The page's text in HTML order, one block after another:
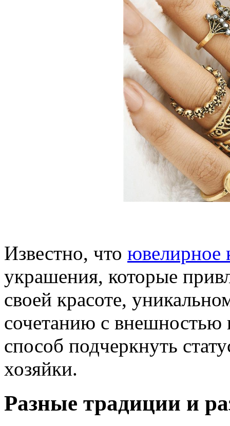
Известно, что ювелирное
украшения, которые
своей красоте,
сочетанию с
способ подчеркнуть
хозяйки.
Разные традиции и